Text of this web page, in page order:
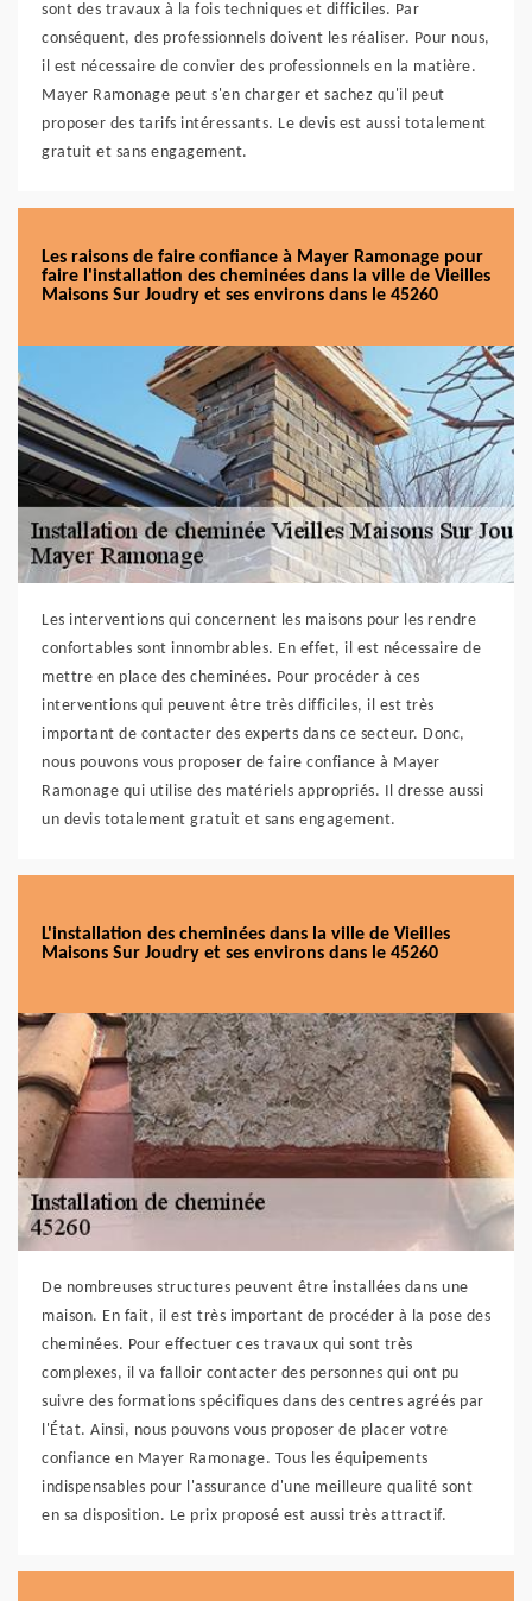
sont des travaux à la fois techniques et difficiles. Par
conséquent, des professionnels doivent les réaliser. Pour nous,
il est nécessaire de convier des professionnels en la matière.
Mayer Ramonage peut s'en charger et sachez qu'il peut
proposer des tarifs intéressants. Le devis est aussi totalement
gratuit et sans engagement.
Les raisons de faire confiance à Mayer Ramonage pour
faire l'installation des cheminées dans la ville de Vieilles
Maisons Sur Joudry et ses environs dans le 45260
Les interventions qui concernent les maisons pour les rendre
confortables sont innombrables. En effet, il est nécessaire de
mettre en place des cheminées. Pour procéder à ces
interventions qui peuvent être très difficiles, il est très
important de contacter des experts dans ce secteur. Donc,
nous pouvons vous proposer de faire confiance à Mayer
Ramonage qui utilise des matériels appropriés. Il dresse aussi
un devis totalement gratuit et sans engagement.
L'installation des cheminées dans la ville de Vieilles
Maisons Sur Joudry et ses environs dans le 45260
De nombreuses structures peuvent être installées dans une
maison. En fait, il est très important de procéder à la pose des
cheminées. Pour effectuer ces travaux qui sont très
complexes, il va falloir contacter des personnes qui ont pu
suivre des formations spécifiques dans des centres agréés par
l'État. Ainsi, nous pouvons vous proposer de placer votre
confiance en Mayer Ramonage. Tous les équipements
indispensables pour l'assurance d'une meilleure qualité sont
en sa disposition. Le prix proposé est aussi très attractif.